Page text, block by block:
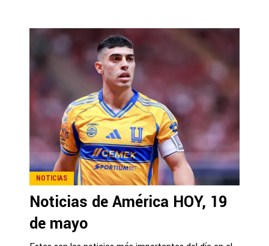
NOTICIAS
Noticias de América HOY, 19
de mayo